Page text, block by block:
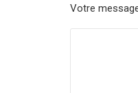
Votre